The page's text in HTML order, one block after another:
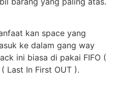
kan space yang
ke dalam gang way
ini biasa di pakai FIFO (
Last In First OUT ).